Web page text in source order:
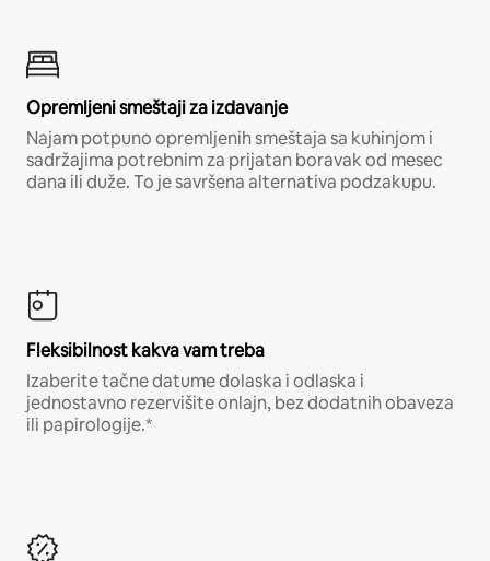
Opremljeni smeštaji za izdavanje
Najam potpuno opremljenih smeštaja sa kuhinjom i
sadržajima potrebnim za prijatan boravak od mesec
dana ili duže. To je savršena alternativa podzakupu.
Fleksibilnost kakva vam treba
Izaberite tačne datume dolaska i odlaska i
jednostavno rezervišite onlajn, bez dodatnih obaveza
ili papirologije.*